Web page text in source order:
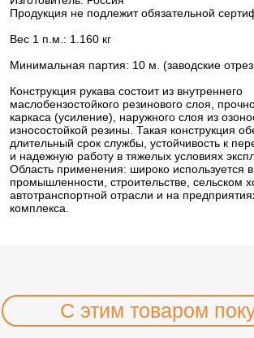
Продукция не подлежит обязательной
Вес 1 п.м.: 1.160 кг
Минимальная партия: 10 м. (заводские
Конструкция рукава состоит из внутреннего
маслобензостойкого резинового слоя,
каркаса (усиление), наружного слоя из
износостойкой резины. Такая конструкция
длительный срок службы, устойчивость к
и надежную работу в тяжелых условиях
Область применения: широко используется в
промышленности, строительстве, сельском
автотранспортной отрасли и на
комплекса.
С этим товаром